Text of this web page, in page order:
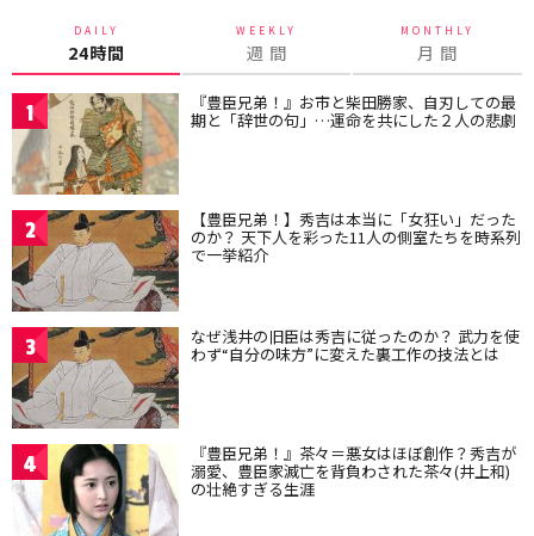
DAILY
24時間
WEEKLY
週 間
MONTHLY
月 間
1 『豊臣兄弟！』お市と柴田勝家、自刃しての最
期と「辞世の句」…運命を共にした２人の悲劇
2 【豊臣兄弟！】秀吉は本当に「女狂い」だった
のか？ 天下人を彩った11人の側室たちを時系列
で一挙紹介
3 なぜ浅井の旧臣は秀吉に従ったのか？ 武力を使
わず“自分の味方”に変えた裏工作の技法とは
4 『豊臣兄弟！』茶々＝悪女はほぼ創作？秀吉が
溺愛、豊臣家滅亡を背負わされた茶々(井上和)
の壮絶すぎる生涯